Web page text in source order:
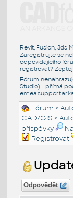
Revit, Fusion, 3ds
Zaregistrujte se
odpovídajícího
registrovat?
Fórum
Studio) - přímá
Fórum >
CAD/GIS >
příspěvky
Registrovat
Odpovědět